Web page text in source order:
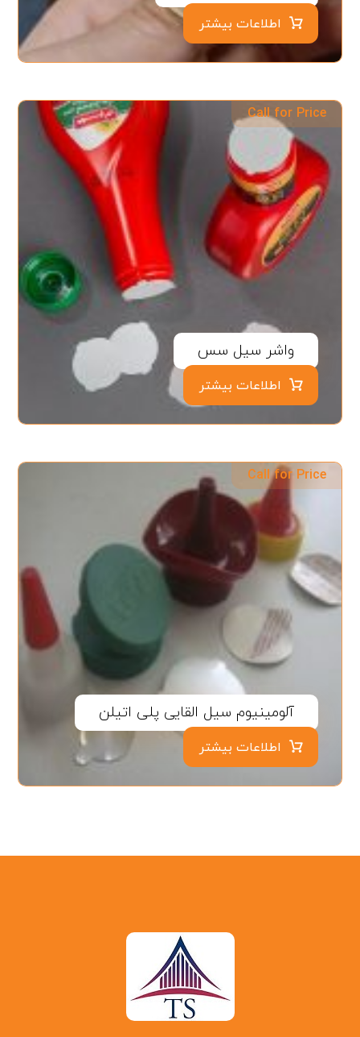
اطلاعات بیشتر
واشر سیل سس
Call for Price
اطلاعات بیشتر
آلومینیوم سیل القایی پلی اتیلن
Call for Price
اطلاعات بیشتر